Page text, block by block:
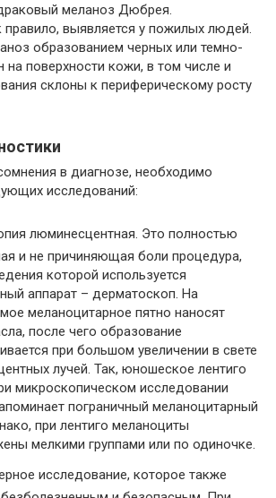
меланоз Дюбрея.
правило, выявляется у пожилых людей.
образованием черных или темно-
на поверхности кожи, в том числе и
склоны к периферическому росту
в диагнозе, необходимо
исследований:
люминесцентная. Это полностью
и не причиняющая боли процедура,
которой используется
аппарат – дерматоскоп. На
меланоцитарное пятно наносят
после чего образование
при большом увеличении в свете
лучей. Так, юношеское лентиго
микроскопическом исследовании
пограничный меланоцитарный
при лентиго меланоциты
мелкими группами или по одиночке.
исследование, которое также